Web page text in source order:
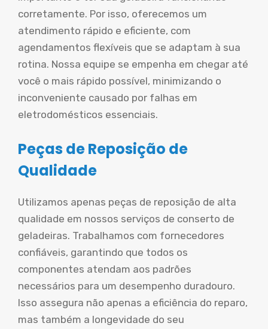
corretamente. Por isso, oferecemos um
atendimento rápido e eficiente, com
agendamentos flexíveis que se adaptam à sua
rotina. Nossa equipe se empenha em chegar até
você o mais rápido possível, minimizando o
inconveniente causado por falhas em
eletrodomésticos essenciais.
Peças de Reposição de
Qualidade
Utilizamos apenas peças de reposição de alta
qualidade em nossos serviços de conserto de
geladeiras. Trabalhamos com fornecedores
confiáveis, garantindo que todos os
componentes atendam aos padrões
necessários para um desempenho duradouro.
Isso assegura não apenas a eficiência do reparo,
mas também a longevidade do seu